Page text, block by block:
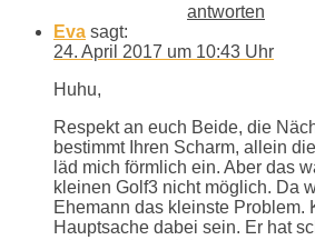
antworten
Eva sagt:
24. April 2017 um 10:43 Uhr
Huhu,
Respekt an euch Beide, die
bestimmt Ihren Scharm, allein
läd mich förmlich ein. Aber das
kleinen Golf3 nicht möglich. Da
Ehemann das kleinste Problem.
Hauptsache dabei sein. Er hat